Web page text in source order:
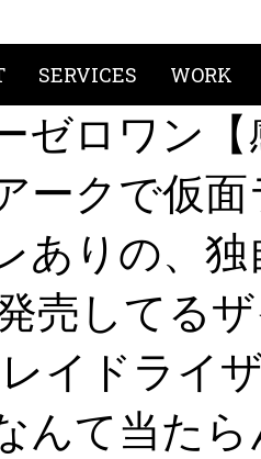
SERVICES WORK
ゼロワン
ークで仮
ありの、
売してる
イドライ
んて当た